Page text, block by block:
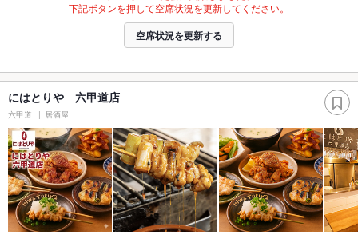
下記ボタンを押して空席状況を更新してください。
空席状況を更新する
にはとりや 六甲道店
六甲道 居酒屋